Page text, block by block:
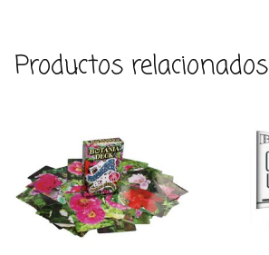
Productos relacionados